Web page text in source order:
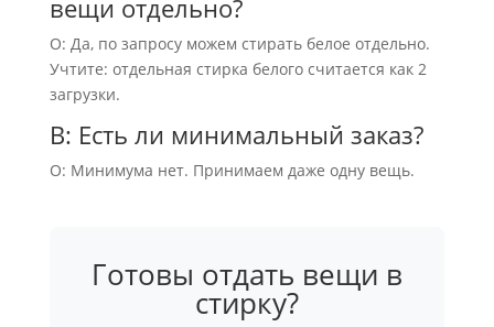
вещи отдельно?
О: Да, по запросу можем стирать белое отдельно.
Учтите: отдельная стирка белого считается как 2
загрузки.
В: Есть ли минимальный заказ?
О: Минимума нет. Принимаем даже одну вещь.
Готовы отдать вещи в
стирку?